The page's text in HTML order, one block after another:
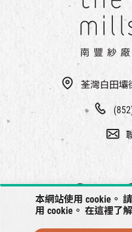
本網站使用 cookie。
用 cookie。 在這裡了
荃灣白田壩